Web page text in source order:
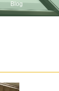
Blog